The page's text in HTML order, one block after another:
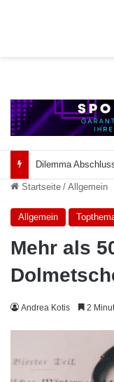
Startseite / Allgemein
Allgemein
Mehr als
Andrea Kotis 2